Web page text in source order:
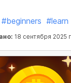
майнинга без
#beginners #learn
18 сентября 2025